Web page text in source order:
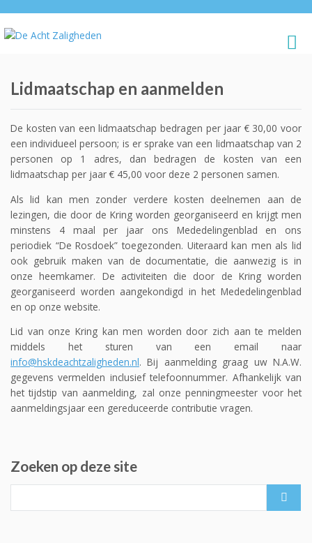
Lidmaatschap en aanmelden
De kosten van een lidmaatschap bedragen per jaar € 30,00 voor
een individueel persoon; is er sprake van een lidmaatschap van 2
personen op 1 adres, dan bedragen de kosten van een
lidmaatschap per jaar € 45,00 voor deze 2 personen samen.
Als lid kan men zonder verdere kosten deelnemen aan de
lezingen, die door de Kring worden georganiseerd en krijgt men
minstens 4 maal per jaar ons Mededelingenblad en ons
periodiek “De Rosdoek” toegezonden. Uiteraard kan men als lid
ook gebruik maken van de documentatie, die aanwezig is in
onze heemkamer. De activiteiten die door de Kring worden
georganiseerd worden aangekondigd in het Mededelingenblad
en op onze website.
Lid van onze Kring kan men worden door zich aan te melden
middels het sturen van een email naar
info@hskdeachtzaligheden.nl. Bij aanmelding graag uw N.A.W.
gegevens vermelden inclusief telefoonnummer. Afhankelijk van
het tijdstip van aanmelding, zal onze penningmeester voor het
aanmeldingsjaar een gereduceerde contributie vragen.
Zoeken op deze site